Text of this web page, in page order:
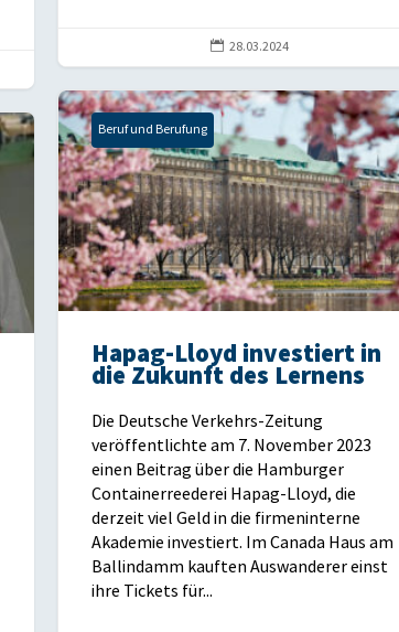
 28.03.2024
Beruf und Berufung
Hapag-Lloyd investiert in
die Zukunft des Lernens
Die Deutsche Verkehrs-Zeitung
veröffentlichte am 7. November 2023
einen Beitrag über die Hamburger
Containerreederei Hapag-Lloyd, die
derzeit viel Geld in die firmeninterne
Akademie investiert. Im Canada Haus am
Ballindamm kauften Auswanderer einst
ihre Tickets für...